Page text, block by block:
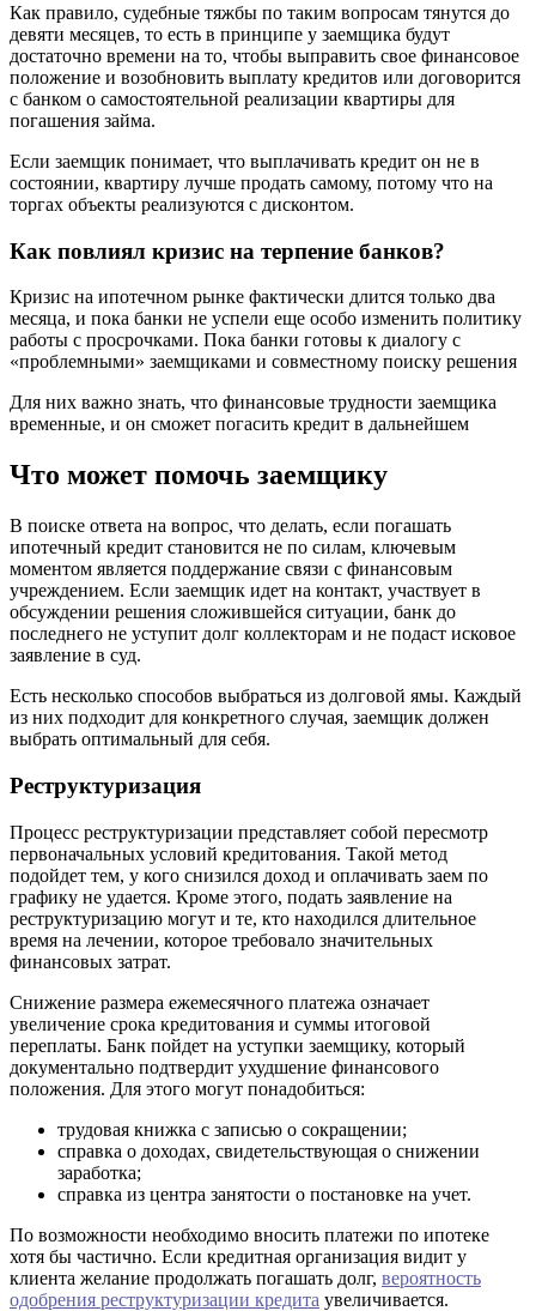
Как правило, судебные тяжбы по таким вопросам тянутся до
девяти месяцев, то есть в принципе у заемщика будут
достаточно времени на то, чтобы выправить свое финансовое
положение и возобновить выплату кредитов или договорится
с банком о самостоятельной реализации квартиры для
погашения займа.
Если заемщик понимает, что выплачивать кредит он не в
состоянии, квартиру лучше продать самому, потому что на
торгах объекты реализуются с дисконтом.
Как повлиял кризис на терпение банков?
Кризис на ипотечном рынке фактически длится только два
месяца, и пока банки не успели еще особо изменить политику
работы с просрочками. Пока банки готовы к диалогу с
«проблемными» заемщиками и совместному поиску решения
Для них важно знать, что финансовые трудности заемщика
временные, и он сможет погасить кредит в дальнейшем
Что может помочь заемщику
В поиске ответа на вопрос, что делать, если погашать
ипотечный кредит становится не по силам, ключевым
моментом является поддержание связи с финансовым
учреждением. Если заемщик идет на контакт, участвует в
обсуждении решения сложившейся ситуации, банк до
последнего не уступит долг коллекторам и не подаст исковое
заявление в суд.
Есть несколько способов выбраться из долговой ямы. Каждый
из них подходит для конкретного случая, заемщик должен
выбрать оптимальный для себя.
Реструктуризация
Процесс реструктуризации представляет собой пересмотр
первоначальных условий кредитования. Такой метод
подойдет тем, у кого снизился доход и оплачивать заем по
графику не удается. Кроме этого, подать заявление на
реструктуризацию могут и те, кто находился длительное
время на лечении, которое требовало значительных
финансовых затрат.
Снижение размера ежемесячного платежа означает
увеличение срока кредитования и суммы итоговой
переплаты. Банк пойдет на уступки заемщику, который
документально подтвердит ухудшение финансового
положения. Для этого могут понадобиться:
трудовая книжка с записью о сокращении;
справка о доходах, свидетельствующая о снижении
заработка;
справка из центра занятости о постановке на учет.
По возможности необходимо вносить платежи по ипотеке
хотя бы частично. Если кредитная организация видит у
клиента желание продолжать погашать долг, вероятность
одобрения реструктуризации кредита увеличивается.